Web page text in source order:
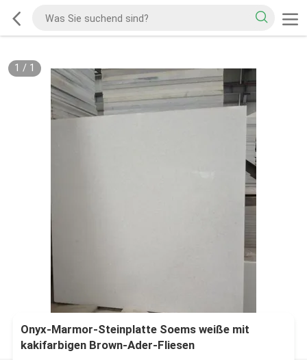
1 / 1
Onyx-Marmor-Steinplatte Soems weiße mit
kakifarbigen Brown-Ader-Fliesen